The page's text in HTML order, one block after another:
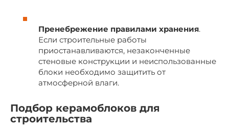
Пренебрежение правилами хранения.
Если строительные работы
приостанавливаются, незаконченные
стеновые конструкции и неиспользованные
блоки необходимо защитить от
атмосферной влаги.
Подбор керамоблоков для
строительства